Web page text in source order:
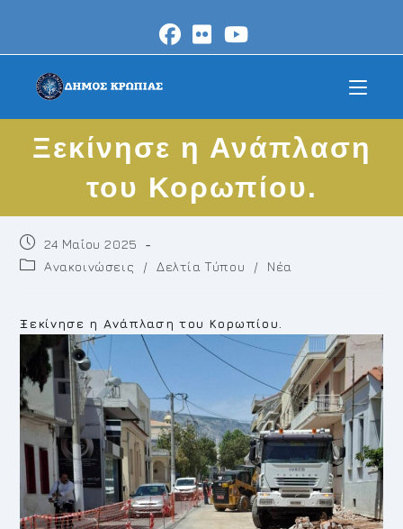
content
Ξεκίνησε η Ανάπλαση
του Κορωπίου.
Post
published:
24 Μαΐου 2025
PostΑνακοινώσεις / Δελτία Τύπου / Νέα
Ξεκίνησε η Ανάπλαση του Κορωπίου.